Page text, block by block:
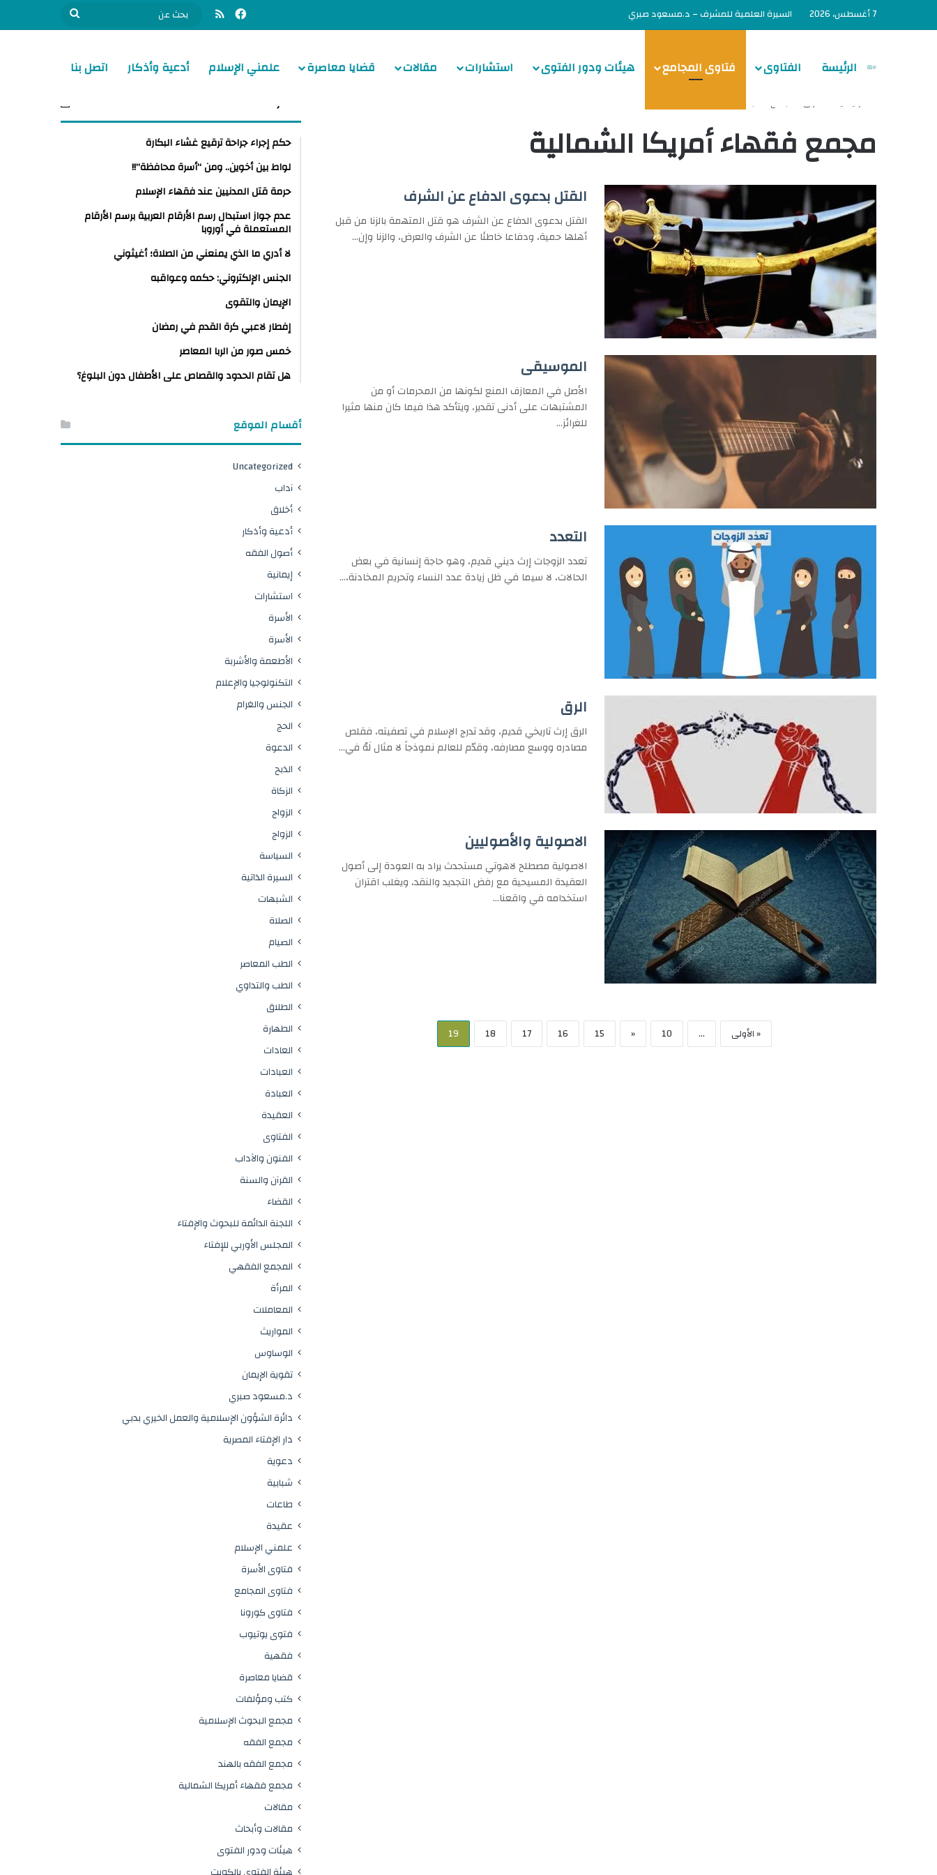
7 أغسطس، 2026 السيرة العلمية للمشرف – د.مسعود صبري فيسبوكملخص الموقع RSS
الرئيسة الفتاوى فتاوى المجامع هيئات ودور الفتوى استشارات مقالات قضايا معاصرة علمني الإسلام أدعية وأذكار اتصل بنا
الرئيسية فتاوى المجامع مجمع فقهاء أمريكا الشمالية
مجمع فقهاء أمريكا الشمالية
القتل بدعوى الدفاع عن الشرف
القتل بدعوى الدفاع عن الشرف هو قتل المتهمة بالزنا من قبل
أهلها حمية، ودفاعا خاطئا عن الشرف والعرض، والزنا وإن…
الموسيقى
الأصل في المعازف المنع لكونها من المحرمات أو من
المشتبهات على أدنى تقدير، ويتأكد هذا فيما كان منها مثيرا
للغرائز…
التعدد
تعدد الزوجات إرث ديني قديم، وهو حاجة إنسانية في بعض
الحالات، لا سيما في ظل زيادة عدد النساء وتحريم المخادنة،…
الرق
الرق إرث تاريخي قديم، وقد تدرج الإسلام في تصفيته، فقلص
مصادره ووسع مصارفه، وقدّم للعالم نموذجاً لا مثال لَهُ في…
الاصولية والأصوليين
الاصولية مصطلح لاهوتي مستحدث يراد به العودة إلى أصول
العقيدة المسيحية مع رفض التجديد والنقد، ويغلب اقتران
استخدامه في واقعنا…
« الأولى ...
10
«
15
16
17
18
19
الأكثر مشاهدة
حكم إجراء جراحة ترقيع غشاء البكارة
لواط بين أخوين.. ومن “أسرة محافظة”!!
حرمة قتل المدنيين عند فقهاء الإسلام
عدم جواز استبدال رسم الأرقام العربية برسم الأرقام
المستعملة في أوروبا
لا أدري ما الذي يمنعني من الصلاة؛ أغيثوني
الجنس الإلكتروني: حكمه وعواقبه
الإيمان والتقوى
إفطار لاعبي كرة القدم في رمضان
خمس صور من الربا المعاصر
هل تقام الحدود والقصاص على الأطفال دون البلوغ؟
أقسام الموقع
Uncategorized
آداب
أخلاق
أدعية وأذكار
أصول الفقه
إيمانية
استشارات
الأسرة
الأسرة
الأطعمة والأشربة
التكنولوجيا والإعلام
الجنس والغرام
الحج
الدعوة
الذبح
الزكاة
الزواج
الزواج
السياسة
السيرة الذاتية
الشبهات
الصلاة
الصيام
الطب المعاصر
الطب والتداوي
الطلاق
الطهارة
العادات
العبادات
العبادة
العقيدة
الفتاوى
الفنون والآداب
القرآن والسنة
القضاء
اللجنة الدائمة للبحوث والإفتاء
المجلس الأوربي للإفتاء
المجمع الفقهي
المرأة
المعاملات
المواريث
الوساوس
تقوية الإيمان
د.مسعود صبري
دائرة الشؤون الإسلامية والعمل الخيري بدبي
دار الإفتاء المصرية
دعوية
شبابية
طاعات
عقيدة
علمني الإسلام
فتاوى الأسرة
فتاوى المجامع
فتاوى كورونا
فتوى يوتيوب
فقهية
قضايا معاصرة
كتب ومؤلفات
مجمع البحوث الإسلامية
مجمع الفقه
مجمع الفقه بالهند
مجمع فقهاء أمريكا الشمالية
مقالات
مقالات وأبحاث
هيئات ودور الفتوى